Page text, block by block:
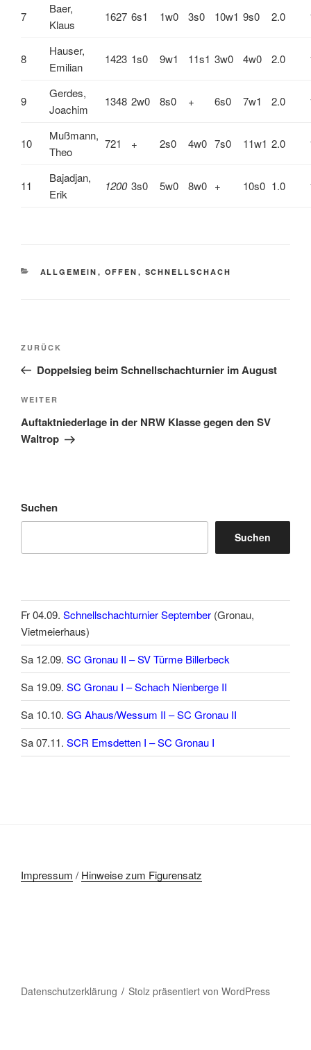
7
Baer,
Klaus
1627 6s1 1w0 3s0 10w1 9s0 2.0
8
Hauser,
Emilian
1423 1s0 9w1 11s1 3w0 4w0 2.0
9
Gerdes,
Joachim
1348 2w0 8s0 + 6s0 7w1 2.0
10
Mußmann,
Theo
721 + 2s0 4w0 7s0 11w1 2.0
11
Bajadjan,
Erik
1200 3s0 5w0 8w0 + 10s0 1.0
KATEGORIEN
ALLGEMEIN , OFFEN , SCHNELLSCHACH
Beitragsnavigation
Vorheriger
Beitrag
ZURÜCK
Doppelsieg beim Schnellschachturnier im August
Nächster
Beitrag
WEITER
Auftaktniederlage in der NRW Klasse gegen den SV
Waltrop
Suchen
Suchen
Fr 04.09. Schnellschachturnier September (Gronau,
Vietmeierhaus)
Sa 12.09. SC Gronau II – SV Türme Billerbeck
Sa 19.09. SC Gronau I – Schach Nienberge II
Sa 10.10. SG Ahaus/Wessum II – SC Gronau II
Sa 07.11. SCR Emsdetten I – SC Gronau I
Impressum / Hinweise zum Figurensatz
Datenschutzerklärung Stolz präsentiert von WordPress